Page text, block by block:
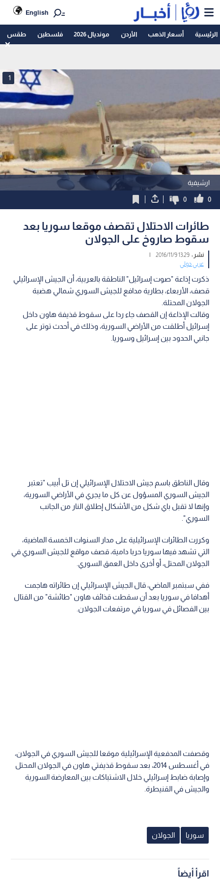
English
الرئيسية أسعار الذهب الأردن مونديال 2026 فلسطين طقس
ارشيفية
1
0
0
طائرات الاحتلال تقصف موقعا سوريا بعد
سقوط صاروخ على الجولان
نشر :13:29 2016/11/9
|
عربي دولي
ذكرت إذاعة "صوت إسرائيل" الناطقة بالعربية، أن الجيش الإسرائيلي
قصف، الأربعاء، بطارية مدافع للجيش السوري شمالي هضبة
الجولان المحتلة.
وقالت الإذاعة إن القصف جاء ردا على سقوط قذيفة هاون داخل
إسرائيل أطلقت من الأراضي السورية، وذلك في أحدث توتر على
جانبي الحدود بين إسرائيل وسوريا.
وقال الناطق باسم جيش الاحتلال الإسرائيلي إن تل أبيب "تعتبر
الجيش السوري المسؤول عن كل ما يجري في الأراضي السورية،
وإنها لا تقبل باي شكل من الأشكال إطلاق النار من الجانب
السوري".
وكررت الطائرات الإسرائيلية على مدار السنوات الخمسة الماضية،
التي تشهد فيها سوريا حربا دامية، قصف مواقع للجيش السوري في
الجولان المحتل، أو أخرى داخل العمق السوري.
ففي سبتمبر الماضي، قال الجيش الإسرائيلي إن طائراته هاجمت
أهدافا في سوريا بعد أن سقطت قذائف هاون "طائشة" من القتال
بين الفصائل في سوريا في مرتفعات الجولان.
وقصفت المدفعية الإسرائيلية موقعا للجيش السوري في الجولان،
في أغسطس 2014، بعد سقوط قذيفتي هاون في الجولان المحتل
وإصابة ضابط إسرائيلي خلال الاشتباكات بين المعارضة السورية
والجيش في القنيطرة.
سوريا الجولان
اقرأ أيضاً